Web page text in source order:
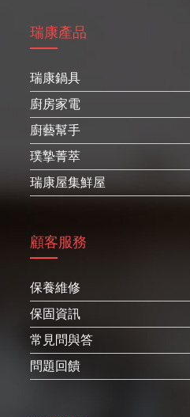
瑞康產品
瑞康鍋具
廚房家電
廚藝幫手
璞摯菁萃
瑞康屋集鮮屋
顧客服務
保養維修
保固資訊
常見問與答
問題回饋